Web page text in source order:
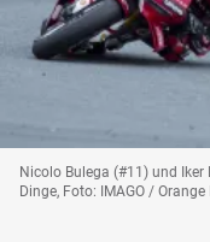
Nicolo Bulega (#11) und
Dinge, Foto: IMAGO /